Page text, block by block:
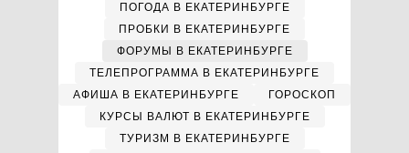
ПОГОДА В ЕКАТЕРИНБУРГЕ
ПРОБКИ В ЕКАТЕРИНБУРГЕ
ФОРУМЫ В ЕКАТЕРИНБУРГЕ
ТЕЛЕПРОГРАММА В ЕКАТЕРИНБУРГЕ
АФИША В ЕКАТЕРИНБУРГЕ
ГОРОСКОП
КУРСЫ ВАЛЮТ В ЕКАТЕРИНБУРГЕ
ТУРИЗМ В ЕКАТЕРИНБУРГЕ